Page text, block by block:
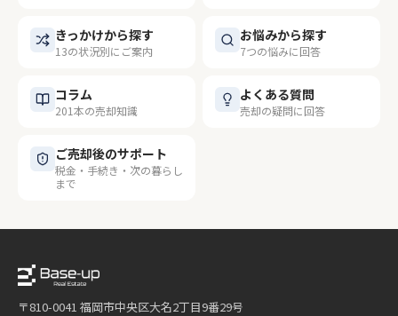
きっかけから探す
13の状況別にご案内
お悩みから探す
7つの悩みに回答
コラム
201本の売却知識
よくある質問
売却の疑問に回答
ご売却後のサポート
税金・手続き・次の暮らし
まで
〒810-0041 福岡市中央区大名2丁目9番29号